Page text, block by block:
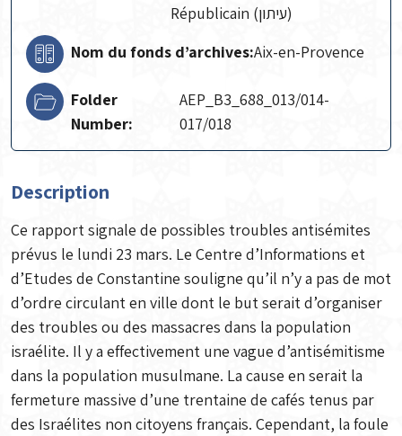
Républicain (עיתון)
Nom du fonds d’archives:Aix-en-Provence
Folder
Number:
AEP_B3_688_013/014-
017/018
Description
Ce rapport signale de possibles troubles antisémites
prévus le lundi 23 mars. Le Centre d’Informations et
d’Etudes de Constantine souligne qu’il n’y a pas de mot
d’ordre circulant en ville dont le but serait d’organiser
des troubles ou des massacres dans la population
israélite. Il y a effectivement une vague d’antisémitisme
dans la population musulmane. La cause en serait la
fermeture massive d’une trentaine de cafés tenus par
des Israélites non citoyens français. Cependant, la foule